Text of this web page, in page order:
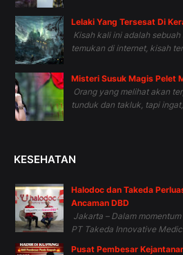
Lelaki Yang Tersesat Di
Kisah kali ini adalah
temukan di internet, kisah
Misteri Susuk Magis Pelet
Orang yang melihat akan
tunduk dan takluk, tapi
KESEHATAN
Halodoc dan Takeda
Ancaman DBD
Jakarta – Dalam
PT Takeda Innovative
Pusat Pembesar